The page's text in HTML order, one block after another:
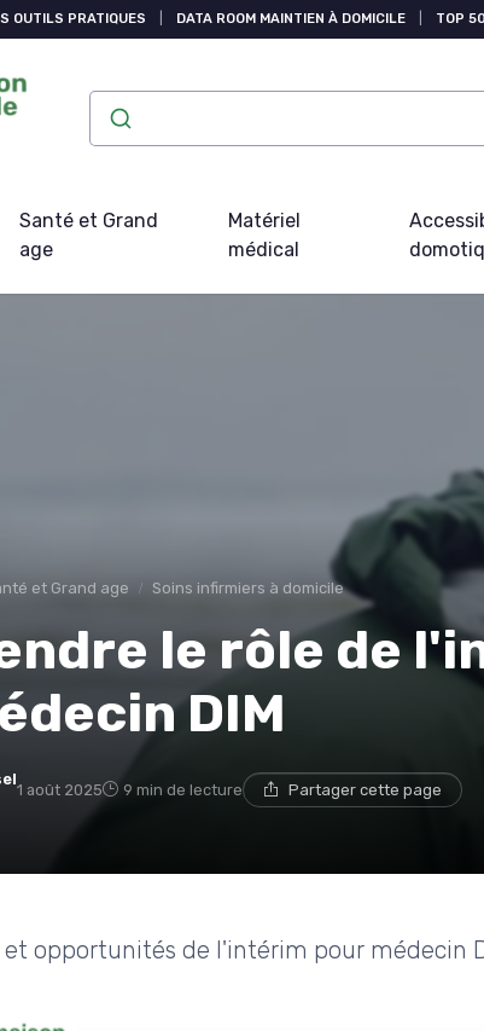
OUTILS PRATIQUES DATA ROOM MAINTIEN À DOMICILE TOP
Santé et Grand
age
Matériel
médical
et Grand age Soins infirmiers à domicile
le rôle de
DIM
1 août 2025 9 min de lecture Partager cette page
et opportunités de l'intérim pour médecin